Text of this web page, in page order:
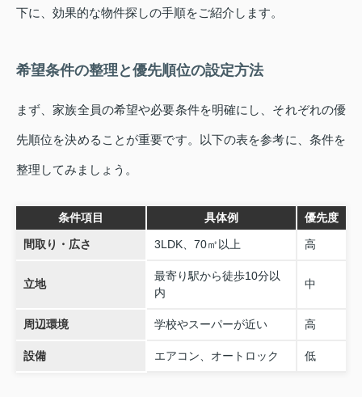
下に、効果的な物件探しの手順をご紹介します。
希望条件の整理と優先順位の設定方法
まず、家族全員の希望や必要条件を明確にし、それぞれの優
先順位を決めることが重要です。以下の表を参考に、条件を
整理してみましょう。
条件項目 具体例 優先度
間取り・広さ 3LDK、70㎡以上 高
立地
最寄り駅から徒歩10分以
内
中
周辺環境 学校やスーパーが近い 高
設備 エアコン、オートロック 低